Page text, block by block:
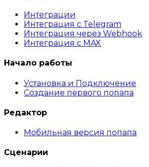
Интеграции
Интеграция с Telegram
Интеграция через Webhook
Интеграция с MAX
Начало работы
Установка и Подключение
Создание первого попапа
Редактор
Мобильная версия попапа
Сценарии